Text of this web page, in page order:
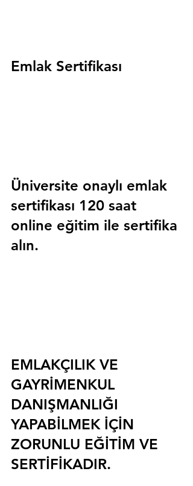
Emlak Sertifikası
Üniversite onaylı emlak
sertifikası 120 saat
online eğitim ile sertifika
alın.
EMLAKÇILIK VE
GAYRİMENKUL
DANIŞMANLIĞI
YAPABİLMEK İÇİN
ZORUNLU EĞİTİM VE
SERTİFİKADIR.